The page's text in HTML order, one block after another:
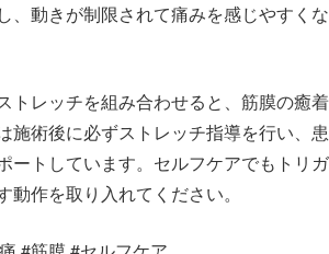
、動きが制限されて痛みを感じやすく
トレッチを組み合わせると、筋膜の癒
施術後に必ずストレッチ指導を行い、
ートしています。セルフケアでもトリ
作を取り入れてください。